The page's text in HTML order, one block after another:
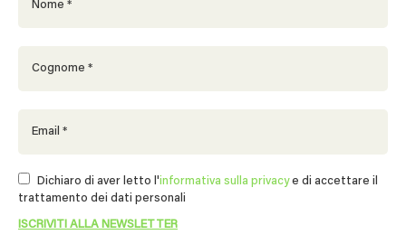
Dichiaro di aver letto l'informativa sulla privacye di accettare il
trattamento dei dati personali